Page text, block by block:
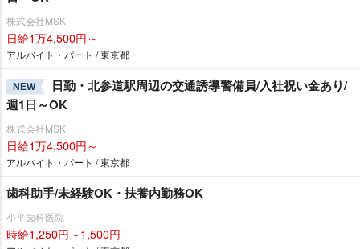
株式会社MSK
日給1万4,500円～
アルバイト・パート / 東京都
NEW
日勤・北参道駅周辺の交通誘導警備員/入社祝い金あり/
週1日～OK
株式会社MSK
日給1万4,500円～
アルバイト・パート / 東京都
歯科助手/未経験OK・扶養内勤務OK
小平歯科医院
時給1,250円～1,500円